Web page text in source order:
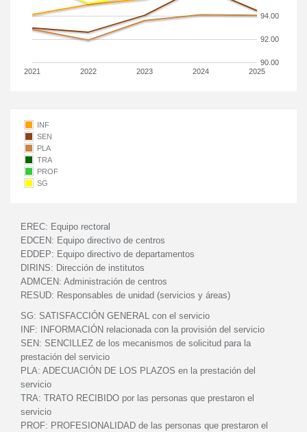
2021 2022 2023 2024 2025
90.00
92.00
94.00
INF
SEN
PLA
TRA
PROF
SG
EREC: Equipo rectoral
EDCEN: Equipo directivo de centros
EDDEP: Equipo directivo de departamentos
DIRINS: Dirección de institutos
ADMCEN: Administración de centros
RESUD: Responsables de unidad (servicios y áreas)
SG: SATISFACCIÓN GENERAL con el servicio
INF:
INFORMACIÓN relacionada con la provisión del servicio
SEN: SENCILLEZ de los mecanismos de solicitud para la
prestación del servicio
PLA: ADECUACIÓN DE LOS PLAZOS en la prestación del
servicio
TRA: TRATO RECIBIDO por las personas que prestaron el
servicio
PROF: PROFESIONALIDAD de las personas que prestaron el